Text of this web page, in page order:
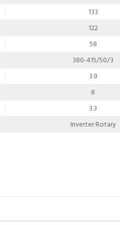
133
122
58
380-415/50/3
3.9
8
3.3
Inverter Rotary